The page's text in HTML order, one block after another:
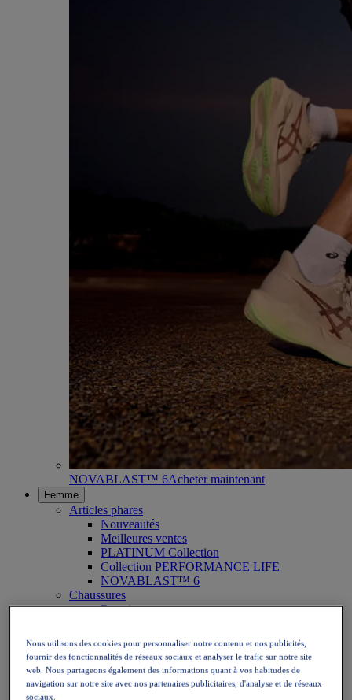
NOVABLAST™ 6Acheter maintenant
Femme
Articles phares
Nouveautés
Meilleures ventes
PLATINUM Collection
Collection PERFORMANCE LIFE
NOVABLAST™ 6
Chaussures
Running
Tennis
Volleyball
Handball
Padel
Nous utilisons des cookies pour personnaliser notre contenu et nos publicités,
fournir des fonctionnalités de réseaux sociaux et analyser le trafic sur notre site
web. Nous partageons également des informations quant à vos habitudes de
navigation sur notre site avec nos partenaires publicitaires, d'analyse et de réseaux
sociaux.